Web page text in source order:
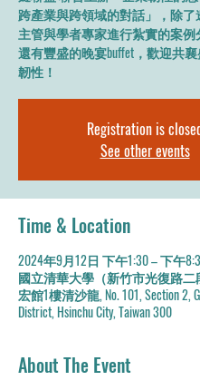
跨產業與跨領域的對話」，除
主管與學者專家進行紮實的案例
還有豐盛的晚宴buffet，歡迎共
韌性！
Registration is
See other events
Time & Location
2024年9月12日 下午1:30 – 下午
國立清華大學（新竹市光復路二
宏館1樓清沙龍, No. 101, Section 2,
District, Hsinchu City, Taiwan 300
About The Event